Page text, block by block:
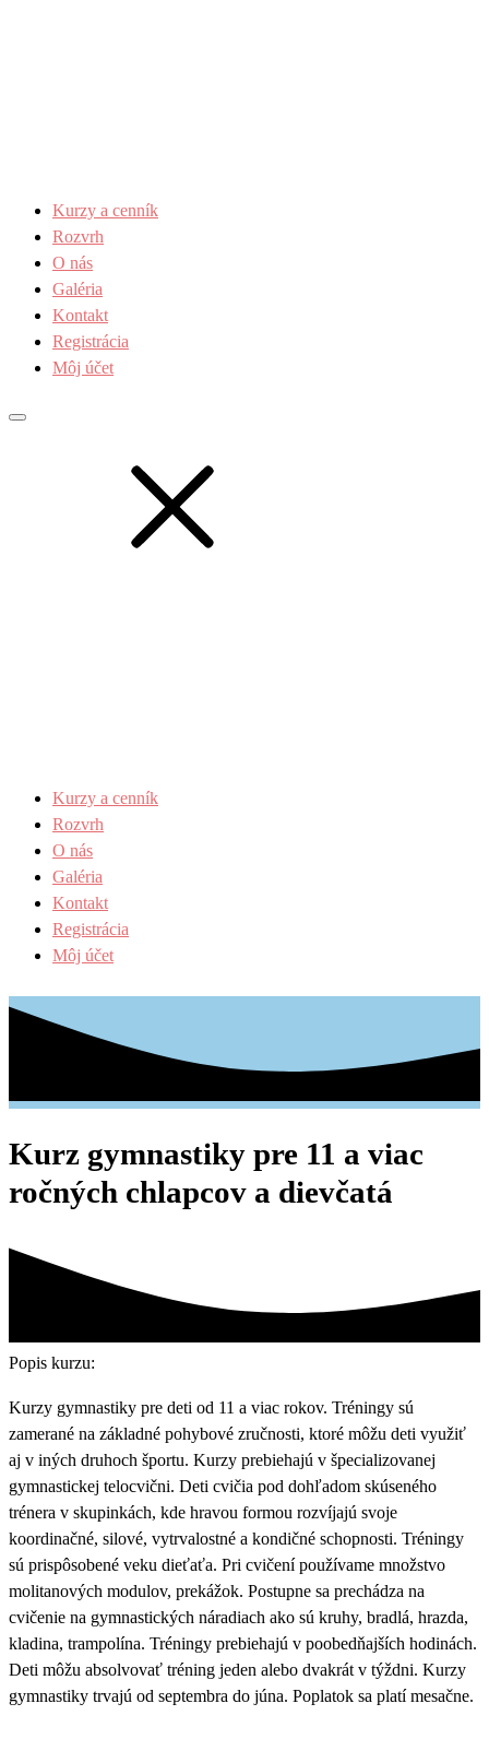
Kurzy a cenník
Rozvrh
O nás
Galéria
Kontakt
Registrácia
Môj účet
Kurzy a cenník
Rozvrh
O nás
Galéria
Kontakt
Registrácia
Môj účet
Kurz gymnastiky pre 11 a viac
ročných chlapcov a dievčatá
Popis kurzu:
Kurzy gymnastiky pre deti od 11 a viac rokov. Tréningy sú
zamerané na základné pohybové zručnosti, ktoré môžu deti využiť
aj v iných druhoch športu. Kurzy prebiehajú v špecializovanej
gymnastickej telocvični. Deti cvičia pod dohľadom skúseného
trénera v skupinkách, kde hravou formou rozvíjajú svoje
koordinačné, silové, vytrvalostné a kondičné schopnosti. Tréningy
sú prispôsobené veku dieťaťa. Pri cvičení používame množstvo
molitanových modulov, prekážok. Postupne sa prechádza na
cvičenie na gymnastických náradiach ako sú kruhy, bradlá, hrazda,
kladina, trampolína. Tréningy prebiehajú v poobedňajších hodinách.
Deti môžu absolvovať tréning jeden alebo dvakrát v týždni. Kurzy
gymnastiky trvajú od septembra do júna. Poplatok sa platí mesačne.